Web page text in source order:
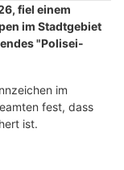
fiel einem
im Stadtgebiet
"Polisei-
im
fest, dass
ist.